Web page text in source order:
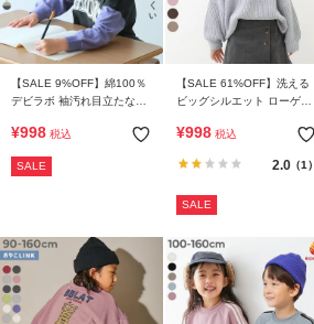
【SALE 9%OFF】綿100％
デビラボ 袖汚れ目立たない
¥998 税込
SALE
【SALE 61%OFF】洗える
ビッグシルエット ローゲー
¥998 税込
2.0（1）
SALE